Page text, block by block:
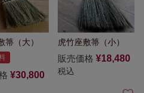
箒（大）
¥30,800
虎竹座敷箒（小）
販売価格 ¥18,480
税込